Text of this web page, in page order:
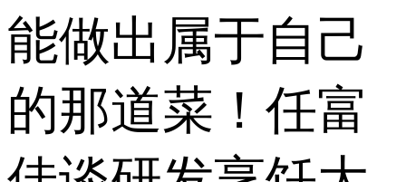
能做出属于自己
的那道菜！任富